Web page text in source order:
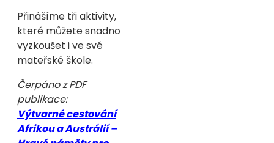
Přinášíme tři aktivity,
které můžete snadno
vyzkoušet i ve své
mateřské škole.
Čerpáno z PDF
publikace:
Výtvarné cestování
Afrikou a Austrálií –